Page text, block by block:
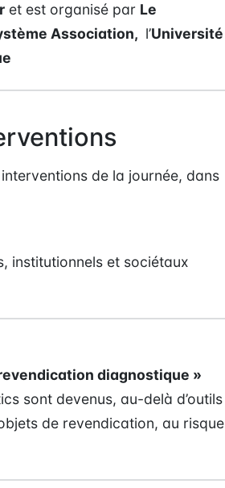
et est organisé par Le
Association, l’Université
de la journée, dans
institutionnels et sociétaux
diagnostique »
sont devenus, au-delà d’outils
de revendication, au risque